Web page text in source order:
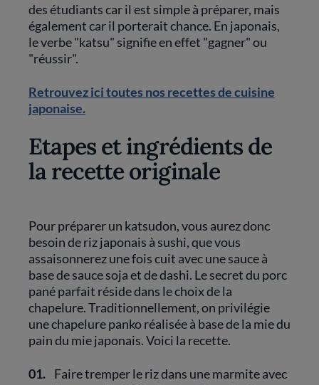
des étudiants car il est simple à préparer, mais
également car il porterait chance. En japonais,
le verbe "katsu" signifie en effet "gagner" ou
"réussir".
Retrouvez ici toutes nos recettes de cuisine
japonaise.
Etapes et ingrédients de
la recette originale
Pour préparer un katsudon, vous aurez donc
besoin de riz japonais à sushi, que vous
assaisonnerez une fois cuit avec une sauce à
base de sauce soja et de dashi. Le secret du porc
pané parfait réside dans le choix de la
chapelure. Traditionnellement, on privilégie
une chapelure panko réalisée à base de la mie du
pain du mie japonais. Voici la recette.
01. Faire tremper le riz dans une marmite avec